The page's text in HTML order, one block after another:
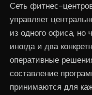
Сеть фитнес-
управляет
из одного офиса, но
иногда и два
оперативные
составление
принимаются для